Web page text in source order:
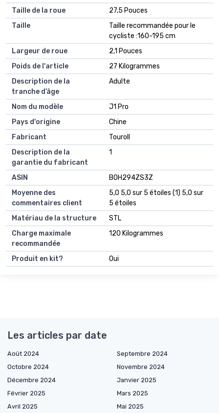
Taille de la roue
27,5 Pouces
Taille
Taille recommandée pour le
cycliste :160-195 cm
Largeur de roue
2,1 Pouces
Poids de l'article
27 Kilogrammes
Description de la
tranche d’âge
Adulte
Nom du modèle
J1 Pro
Pays d'origine
Chine
Fabricant
Touroll
Description de la
garantie du fabricant
1
ASIN
B0H294ZS3Z
Moyenne des
commentaires client
5,0 5,0 sur 5 étoiles (1) 5,0 sur
5 étoiles
Matériau de la structure
STL
Charge maximale
recommandée
120 Kilogrammes
Produit en kit? Oui
Les articles par date
Août 2024
Septembre 2024
Octobre 2024
Novembre 2024
Décembre 2024
Janvier 2025
Février 2025
Mars 2025
Avril 2025
Mai 2025